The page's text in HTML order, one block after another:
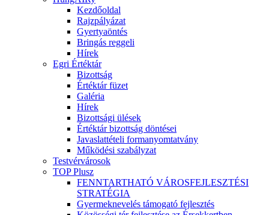
Kezdőoldal
Rajzpályázat
Gyertyaöntés
Bringás reggeli
Hírek
Egri Értéktár
Bizottság
Értéktár füzet
Galéria
Hírek
Bizottsági ülések
Értéktár bizottság döntései
Javaslattételi formanyomtatvány
Működési szabályzat
Testvérvárosok
TOP Plusz
FENNTARTHATÓ VÁROSFEJLESZTÉSI
STRATÉGIA
Gyermeknevelés támogató fejlesztés